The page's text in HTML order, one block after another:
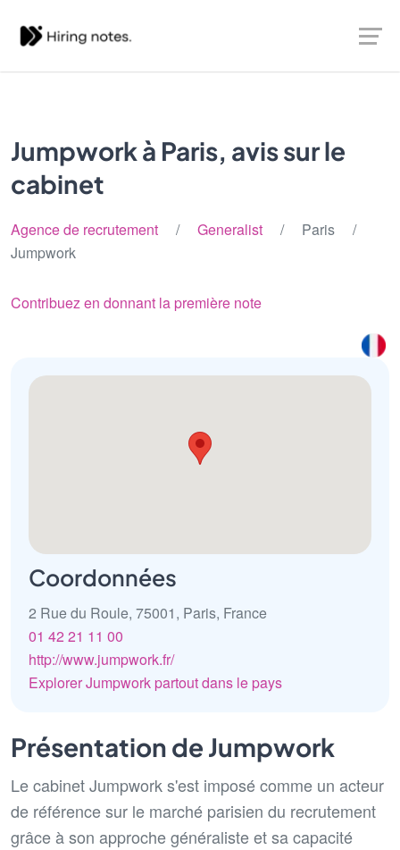
Jumpwork à Paris, avis sur le
cabinet
Agence de recrutement / Generalist / Paris /
Jumpwork
Contribuez en donnant la première note
Coordonnées
2 Rue du Roule, 75001, Paris, France
01 42 21 11 00
http://www.jumpwork.fr/
Explorer Jumpwork partout dans le pays
Présentation de Jumpwork
Le cabinet Jumpwork s'est imposé comme un acteur
de référence sur le marché parisien du recrutement
grâce à son approche généraliste et sa capacité